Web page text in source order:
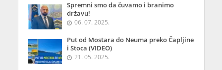
Spremni smo da čuvamo i branimo
državu!
06. 07. 2025.
Put od Mostara do Neuma preko Čapljine
i Stoca (VIDEO)
21. 05. 2025.